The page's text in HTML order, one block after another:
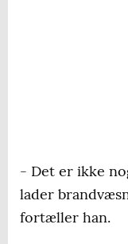
- Det er ikke
lader
fortæller han.